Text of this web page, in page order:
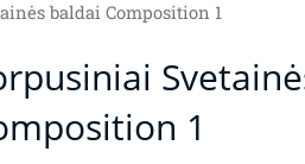
baldai Composition 1
1